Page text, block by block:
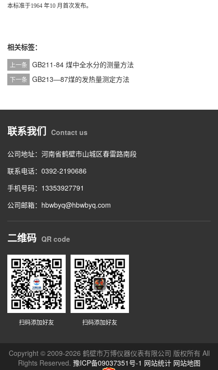
本标准于1964 年10 月首次发布。
相关标签：
上一条 GB211-84 煤中全水分的测量方法
下一条 GB213—87煤的发热量测定方法
联系我们 Contact us
公司地址：河南省鹤壁市山城区春雷路南段
联系电话：0392-2190686
手机号码：13353927791
公司邮箱：hbwbyq@hbwbyq.com
二维码 QR code
扫码添加好友 扫码添加好友
Copyright © 2009-2026 鹤壁市万博仪器仪表有限公司 版权所有 All
Rights Reserved. 豫ICP备09037351号-1 网站统计 网站地图